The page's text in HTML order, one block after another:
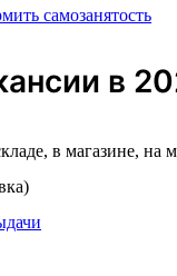
самозанятость
в
в магазине, на